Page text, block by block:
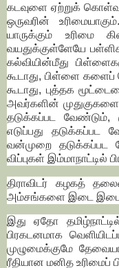
கடவுளை ஏற்றுக்
ஒருவரின்
யாருக்கும் உரிமை
வயதுக்குள்ளேயே
கல்வியின்மீது
கூடாது, பிள்ளை
கூடாது, புத்தக
அவர்களின்
தடுக்கப்பட வேண்டும்,
எடுப்பது
வன்முறை தடுக்கப்பட
விப்புகள் இம்மாநாட்டில்
திராவிடர் கழகத்
அம்சங்களை இடை
இது ஏதோ
பிரகடனமாக
முழுமைக்குமே
ரீதியான மனித உரிமைப்